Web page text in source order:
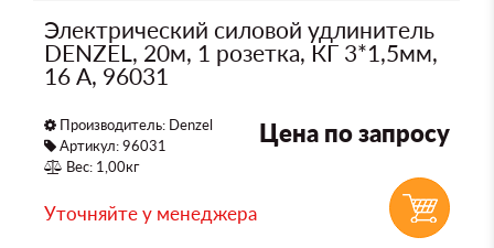
Электрический силовой удлинитель
DENZEL, 20м, 1 розетка, КГ 3*1,5мм,
16 А, 96031
Производитель: Denzel
Артикул: 96031
Вес: 1,00кг
Цена по запросу
Уточняйте у менеджера